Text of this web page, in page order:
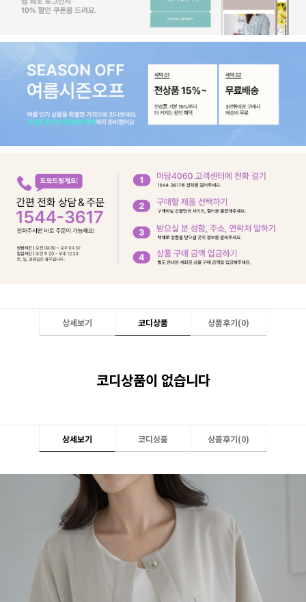
상세보기 코디상품 상품후기(0)
코디상품이 없습니다
상세보기 코디상품 상품후기(0)